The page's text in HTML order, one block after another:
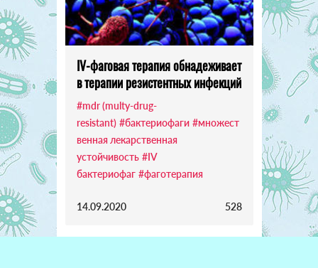
IV-фаговая терапия обнадеживает
в терапии резистентных инфекций
#mdr (multy-drug-
resistant) #бактериофаги #множест
венная лекарственная
устойчивость #IV
бактериофаг #фаготерапия
14.09.2020 528